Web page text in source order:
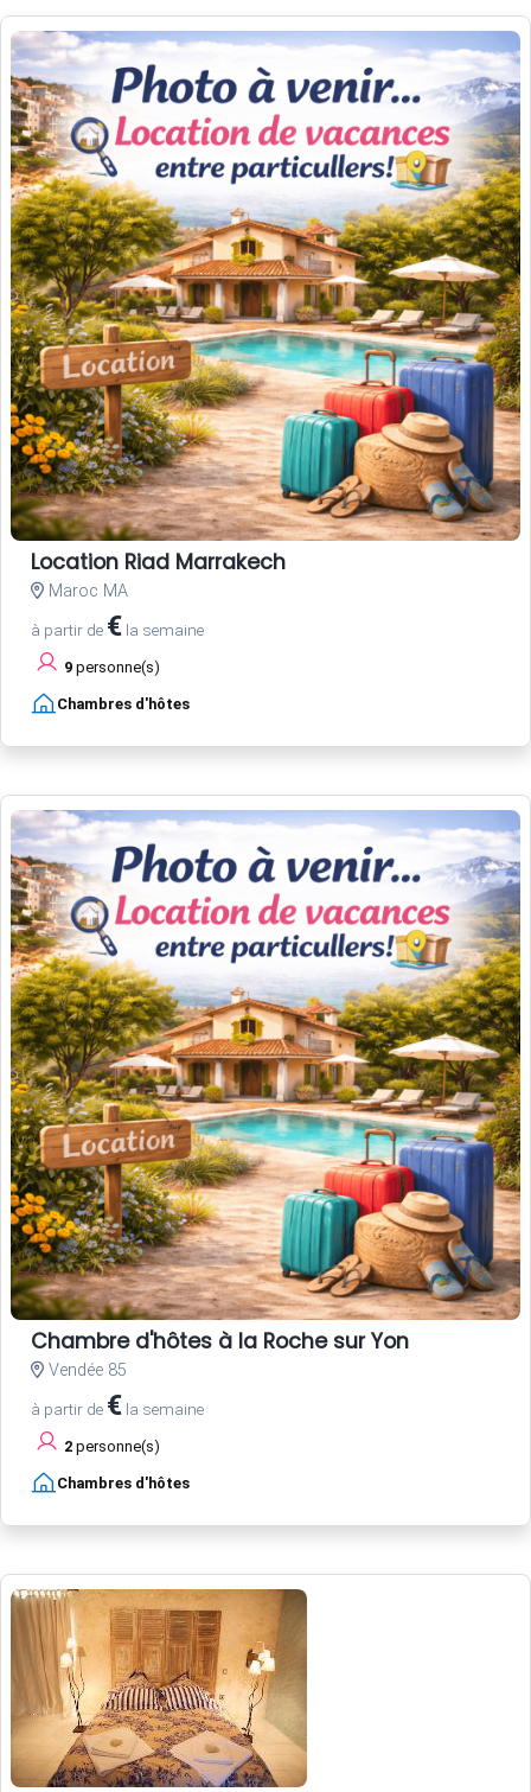
Location Riad Marrakech
Maroc MA
à partir de € la semaine
9 personne(s)
Chambres d'hôtes
Chambre d'hôtes à la Roche sur Yon
Vendée 85
à partir de € la semaine
2 personne(s)
Chambres d'hôtes